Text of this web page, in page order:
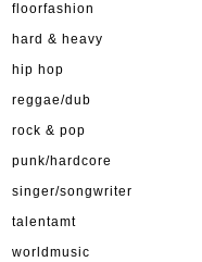
floorfashion
hard & heavy
hip hop
reggae/dub
rock & pop
punk/hardcore
singer/songwriter
talentamt
worldmusic